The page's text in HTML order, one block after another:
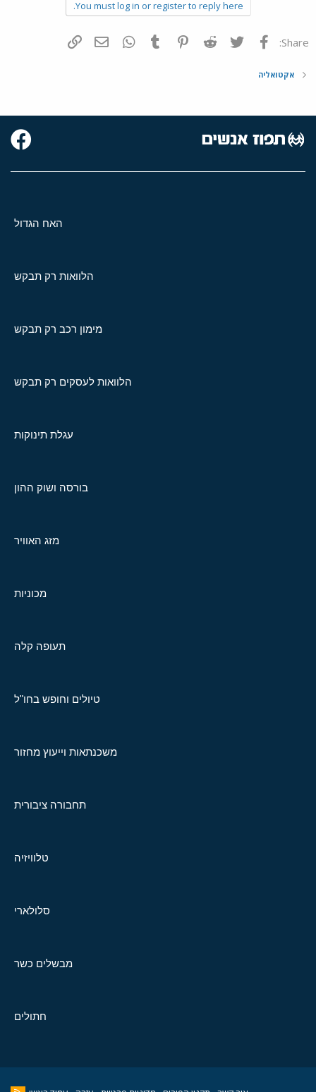
You must log in or register to reply here.
Share: פייסבוק Twitter
Reddit
Pinterest
Tumblr
WhatsAppדואר אלקטרוני
אקטואליה
האח הגדול
הלוואות רק תבקש
מימון רכב רק תבקש
הלוואות לעסקים רק תבקש
עגלת תינוקות
בורסה ושוק ההון
מזג האוויר
מכוניות
תעופה קלה
טיולים וחופש בחו"ל
משכנתאות וייעוץ מחזור
תחבורה ציבורית
טלוויזיה
סלולארי
מבשלים כשר
חתולים